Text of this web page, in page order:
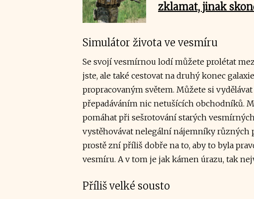
zklamat, jinak
Simulátor života ve vesmíru
Se svojí vesmírnou lodí můžete prolétat
jste, ale také cestovat na druhý konec
propracovaným světem. Můžete si
přepadáváním nic netušících obchodníků.
pomáhat při sešrotování starých
vystěhovávat nelegální nájemníky
prostě zní příliš dobře na to, aby to byla
vesmíru. A v tom je jak kámen úrazu, tak
Příliš velké sousto